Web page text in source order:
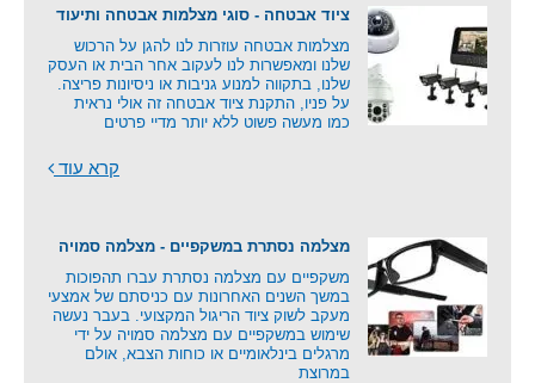
ציוד אבטחה - סוגי מצלמות אבטחה ותיעוד
מצלמות אבטחה עוזרות לנו להגן על הרכוש
שלנו ומאפשרות לנו לעקוב אחר הבית או העסק
שלנו, בתקווה למנוע גניבות או ניסיונות פריצה.
על פניו, התקנת ציוד אבטחה זה אולי נראית
כמו מעשה פשוט ללא יותר מדיי פרטים
קרא עוד
מצלמה נסתרת במשקפיים - מצלמה סמויה
משקפיים עם מצלמה נסתרת עברו תהפוכות
במשך השנים האחרונות עם כניסתם של אמצעי
מעקב לשוק ציוד הריגול המקצועי. בעבר נעשה
שימוש במשקפיים עם מצלמה סמויה על ידי
מרגלים בינלאומיים או כוחות הצבא, אולם
במרוצת